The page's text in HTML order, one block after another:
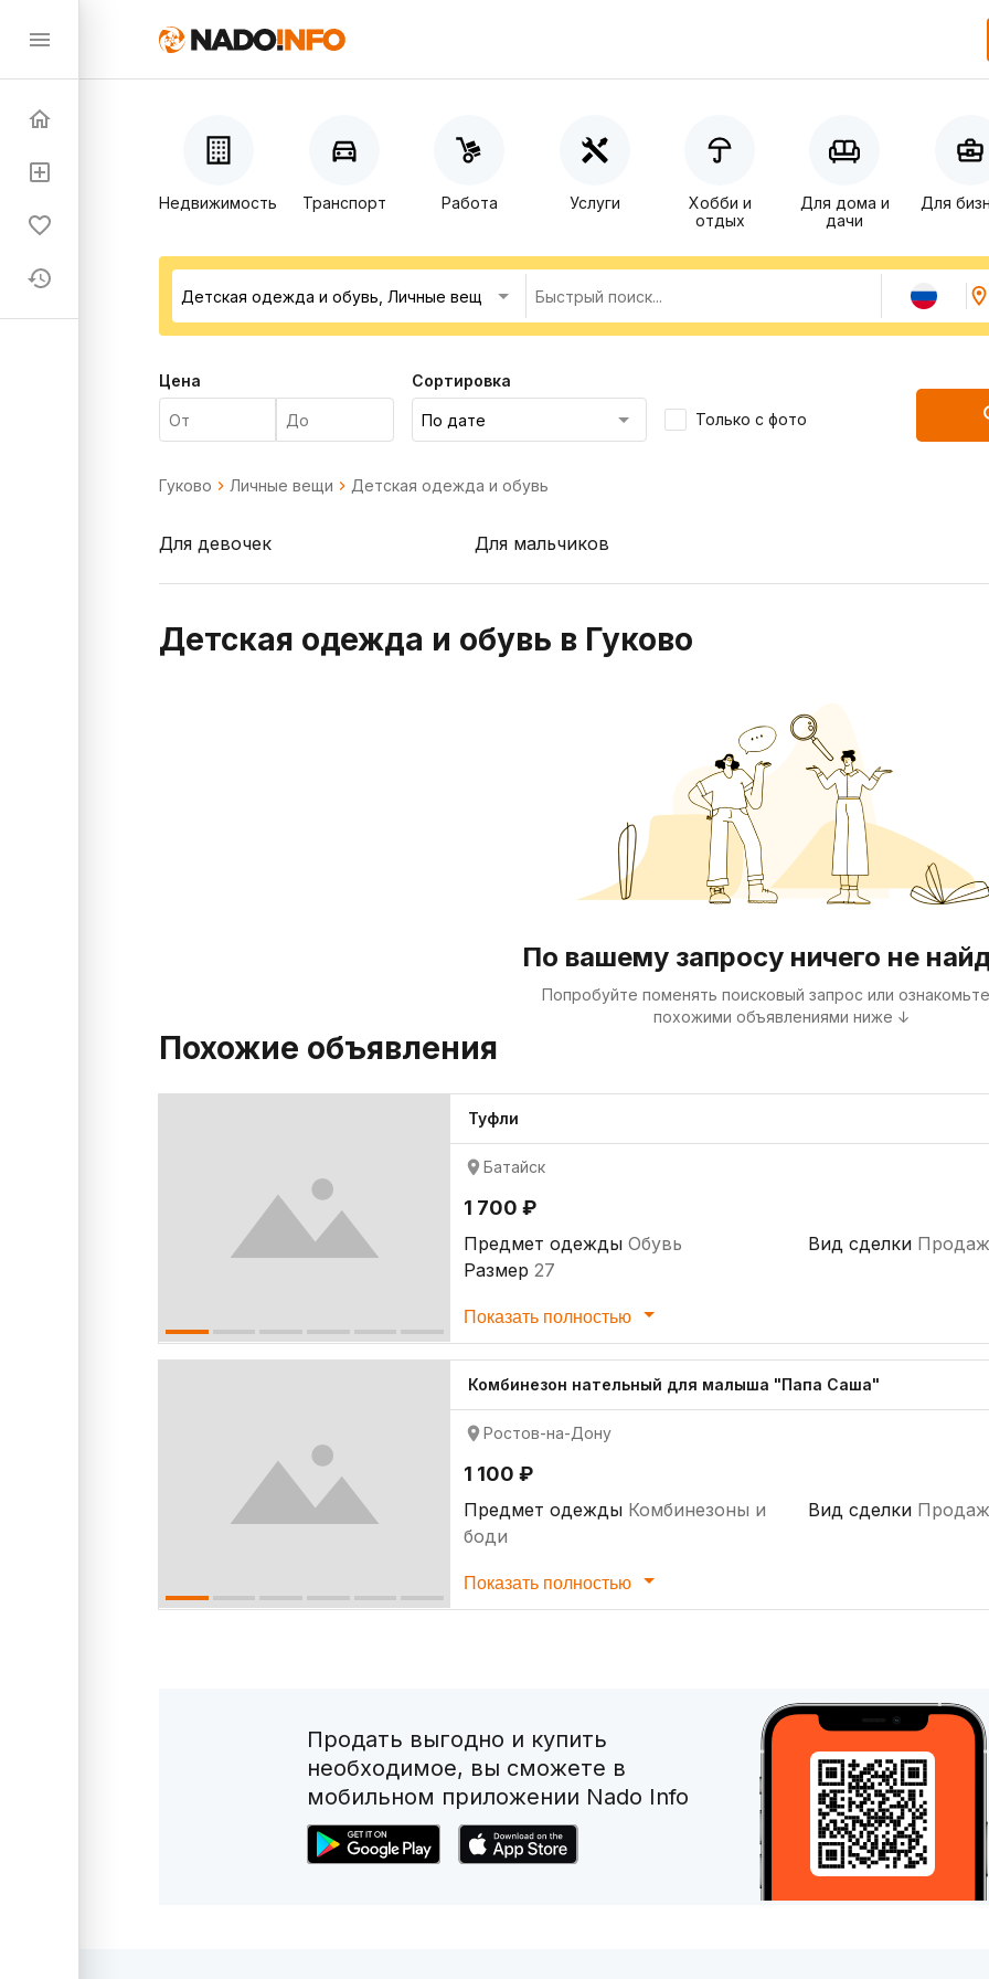
Недвижимость Транспорт Работа Услуги
Хобби и
отдых
Для дома и
дачи
Для
Цена Сортировка
Только с фото
Гуково Личные вещи Детская одежда и обувь
Для девочек Для мальчиков
Детская одежда и обувь в Гуково
По вашему запросу ничего не
Попробуйте поменять поисковый запрос или
похожими объявлениями ниже ↓
Похожие объявления
Туфли
Батайск
1 700 ₽
Предмет одежды Обувь
Размер 27
Вид сделки
Показать полностью
Комбинезон нательный для малыша "Папа Саша"
Ростов-на-Дону
1 100 ₽
Предмет одежды Комбинезоны и
боди
Вид сделки
Показать полностью
Продать выгодно и купить
необходимое, вы сможете в
мобильном приложении Nado Info